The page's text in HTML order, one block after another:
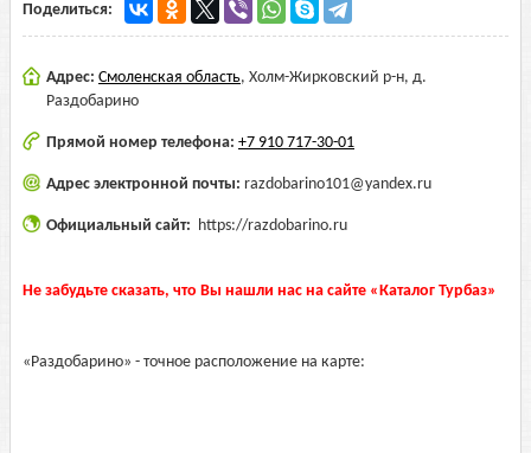
Поделиться:
Адрес: Смоленская область, Холм-Жирковский р-н, д.
Раздобарино
Прямой номер телефона: +7 910 717-30-01
Адрес электронной почты: razdobarino101@yandex.ru
Официальный сайт: https://razdobarino.ru
Не забудьте сказать, что Вы нашли нас на сайте «Каталог Турбаз»
«Раздобарино» - точное расположение на карте: